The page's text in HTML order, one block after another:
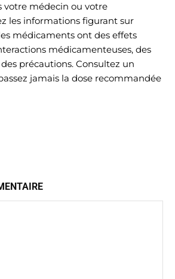
votre médecin ou votre
les informations figurant sur
médicaments ont des effets
médicamenteuses, des
précautions. Consultez un
jamais la dose recommandée